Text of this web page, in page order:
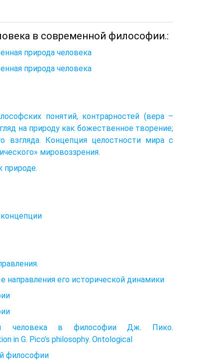
в современной философии.:
природа человека
природа человека
понятий, контрарностей (вера –
на природу как божественное творение;
взгляда. Концепция целостности мира с
мировоззрения.
природе.
его исторической динамики
человека в философии Дж. Пико.
in G. Pico’s philosophy. Ontological
философии